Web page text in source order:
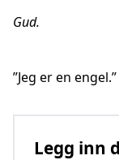
Gud.
”Jeg er en engel.”
Legg inn